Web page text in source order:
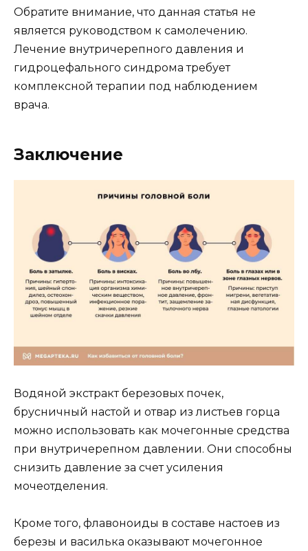
Обратите внимание, что данная статья не
является руководством к самолечению.
Лечение внутричерепного давления и
гидроцефального синдрома требует
комплексной терапии под наблюдением
врача.
Заключение
Водяной экстракт березовых почек,
брусничный настой и отвар из листьев горца
можно использовать как мочегонные средства
при внутричерепном давлении. Они способны
снизить давление за счет усиления
мочеотделения.
Кроме того, флавоноиды в составе настоев из
березы и василька оказывают мочегонное